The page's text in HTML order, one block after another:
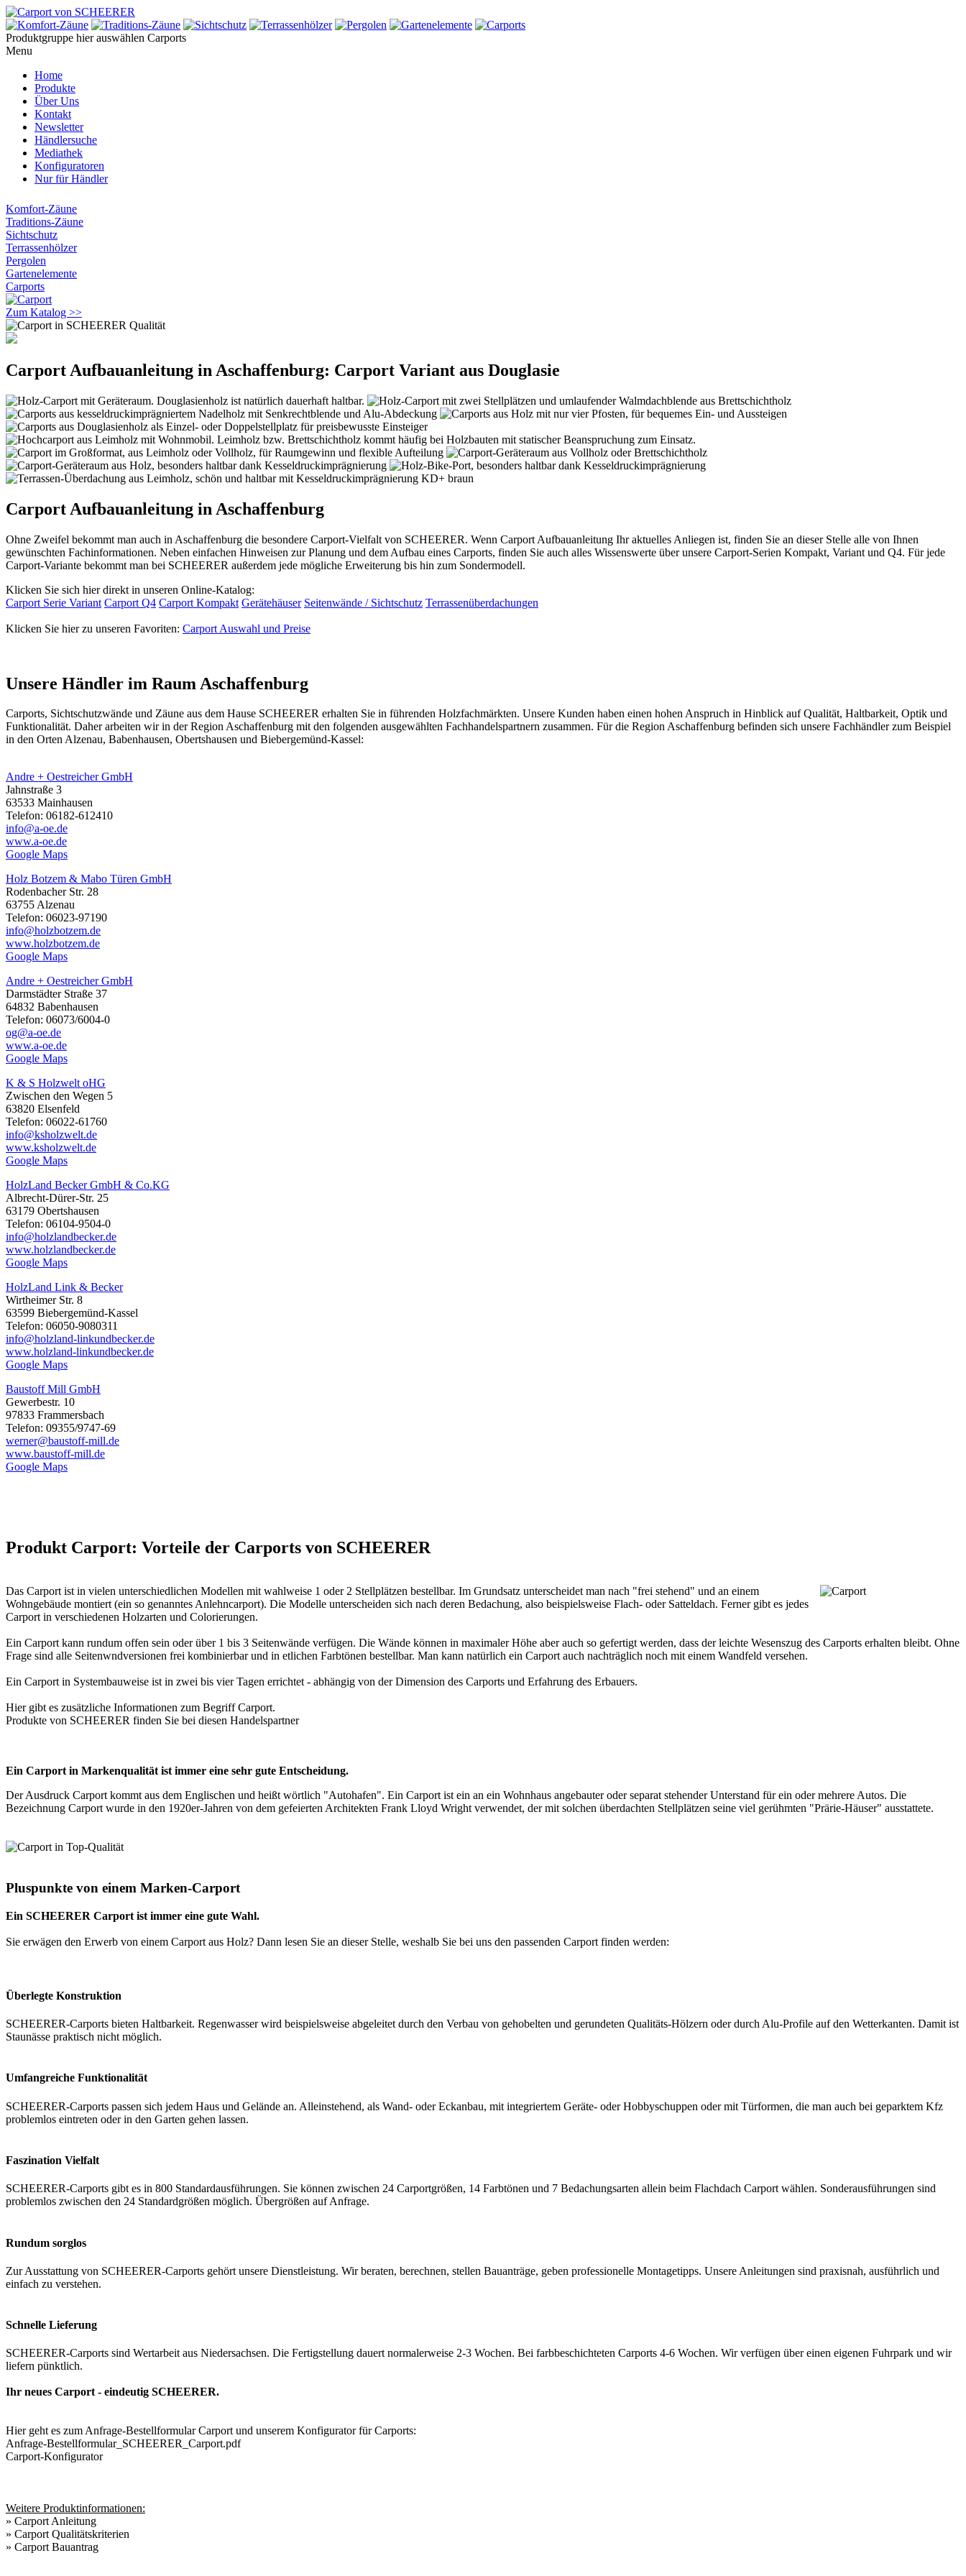
Produktgruppe hier auswählen Carports
Menu
Home
Produkte
Über Uns
Kontakt
Newsletter
Händlersuche
Mediathek
Konfiguratoren
Nur für Händler
Komfort-Zäune
Traditions-Zäune
Sichtschutz
Terrassenhölzer
Pergolen
Gartenelemente
Carports
Zum Katalog >>
Carport Aufbauanleitung in Aschaffenburg: Carport Variant aus Douglasie
Carport Aufbauanleitung in Aschaffenburg
Ohne Zweifel bekommt man auch in Aschaffenburg die besondere Carport-Vielfalt von SCHEERER. Wenn Carport Aufbauanleitung Ihr aktuelles Anliegen ist, finden Sie an dieser Stelle alle von Ihnen
gewünschten Fachinformationen. Neben einfachen Hinweisen zur Planung und dem Aufbau eines Carports, finden Sie auch alles Wissenswerte über unsere Carport-Serien Kompakt, Variant und Q4. Für jede
Carport-Variante bekommt man bei SCHEERER außerdem jede mögliche Erweiterung bis hin zum Sondermodell.
Klicken Sie sich hier direkt in unseren Online-Katalog:
Carport Serie Variant Carport Q4 Carport Kompakt Gerätehäuser Seitenwände / Sichtschutz Terrassenüberdachungen
Klicken Sie hier zu unseren Favoriten: Carport Auswahl und Preise
Unsere Händler im Raum Aschaffenburg
Carports, Sichtschutzwände und Zäune aus dem Hause SCHEERER erhalten Sie in führenden Holzfachmärkten. Unsere Kunden haben einen hohen Anspruch in Hinblick auf Qualität, Haltbarkeit, Optik und
Funktionalität. Daher arbeiten wir in der Region Aschaffenburg mit den folgenden ausgewählten Fachhandelspartnern zusammen. Für die Region Aschaffenburg befinden sich unsere Fachhändler zum Beispiel
in den Orten Alzenau, Babenhausen, Obertshausen und Biebergemünd-Kassel:
Andre + Oestreicher GmbH
Jahnstraße 3
63533 Mainhausen
Telefon: 06182-612410
info@a-oe.de
www.a-oe.de
Google Maps
Holz Botzem & Mabo Türen GmbH
Rodenbacher Str. 28
63755 Alzenau
Telefon: 06023-97190
info@holzbotzem.de
www.holzbotzem.de
Google Maps
Andre + Oestreicher GmbH
Darmstädter Straße 37
64832 Babenhausen
Telefon: 06073/6004-0
og@a-oe.de
www.a-oe.de
Google Maps
K & S Holzwelt oHG
Zwischen den Wegen 5
63820 Elsenfeld
Telefon: 06022-61760
info@ksholzwelt.de
www.ksholzwelt.de
Google Maps
HolzLand Becker GmbH & Co.KG
Albrecht-Dürer-Str. 25
63179 Obertshausen
Telefon: 06104-9504-0
info@holzlandbecker.de
www.holzlandbecker.de
Google Maps
HolzLand Link & Becker
Wirtheimer Str. 8
63599 Biebergemünd-Kassel
Telefon: 06050-9080311
info@holzland-linkundbecker.de
www.holzland-linkundbecker.de
Google Maps
Baustoff Mill GmbH
Gewerbestr. 10
97833 Frammersbach
Telefon: 09355/9747-69
werner@baustoff-mill.de
www.baustoff-mill.de
Google Maps
Produkt Carport: Vorteile der Carports von SCHEERER
Das Carport ist in vielen unterschiedlichen Modellen mit wahlweise 1 oder 2 Stellplätzen bestellbar. Im Grundsatz unterscheidet man nach "frei stehend" und an einem
Wohngebäude montiert (ein so genanntes Anlehncarport). Die Modelle unterscheiden sich nach deren Bedachung, also beispielsweise Flach- oder Satteldach. Ferner gibt es jedes
Carport in verschiedenen Holzarten und Colorierungen.
Ein Carport kann rundum offen sein oder über 1 bis 3 Seitenwände verfügen. Die Wände können in maximaler Höhe aber auch so gefertigt werden, dass der leichte Wesenszug des Carports erhalten bleibt. Ohne
Frage sind alle Seitenwndversionen frei kombinierbar und in etlichen Farbtönen bestellbar. Man kann natürlich ein Carport auch nachträglich noch mit einem Wandfeld versehen.
Ein Carport in Systembauweise ist in zwei bis vier Tagen errichtet - abhängig von der Dimension des Carports und Erfahrung des Erbauers.
Hier gibt es zusätzliche Informationen zum BegriffCarport.
Produkte von SCHEERER finden Sie bei diesen Handelspartner
Ein Carport in Markenqualität ist immer eine sehr gute Entscheidung.
Der Ausdruck Carport kommt aus dem Englischen und heißt wörtlich "Autohafen". Ein Carport ist ein an ein Wohnhaus angebauter oder separat stehender Unterstand für ein oder mehrere Autos. Die
Bezeichnung Carport wurde in den 1920er-Jahren von dem gefeierten Architekten Frank Lloyd Wright verwendet, der mit solchen überdachten Stellplätzen seine viel gerühmten "Prärie-Häuser" ausstattete.
Pluspunkte von einem Marken-Carport
Ein SCHEERER Carport ist immer eine gute Wahl.
Sie erwägen den Erwerb von einem Carport aus Holz? Dann lesen Sie an dieser Stelle, weshalb Sie bei uns den passenden Carport finden werden:
Überlegte Konstruktion
SCHEERER-Carports bieten Haltbarkeit. Regenwasser wird beispielsweise abgeleitet durch den Verbau von gehobelten und gerundeten Qualitäts-Hölzern oder durch Alu-Profile auf den Wetterkanten. Damit ist
Staunässe praktisch nicht möglich.
Umfangreiche Funktionalität
SCHEERER-Carports passen sich jedem Haus und Gelände an. Alleinstehend, als Wand- oder Eckanbau, mit integriertem Geräte- oder Hobbyschuppen oder mit Türformen, die man auch bei geparktem Kfz
problemlos eintreten oder in den Garten gehen lassen.
Faszination Vielfalt
SCHEERER-Carports gibt es in 800 Standardausführungen. Sie können zwischen 24 Carportgrößen, 14 Farbtönen und 7 Bedachungsarten allein beim Flachdach Carport wählen. Sonderausführungen sind
problemlos zwischen den 24 Standardgrößen möglich. Übergrößen auf Anfrage.
Rundum sorglos
Zur Ausstattung von SCHEERER-Carports gehört unsere Dienstleistung. Wir beraten, berechnen, stellen Bauanträge, geben professionelle Montagetipps. Unsere Anleitungen sind praxisnah, ausführlich und
einfach zu verstehen.
Schnelle Lieferung
SCHEERER-Carports sind Wertarbeit aus Niedersachsen. Die Fertigstellung dauert normalerweise 2-3 Wochen. Bei farbbeschichteten Carports 4-6 Wochen. Wir verfügen über einen eigenen Fuhrpark und wir
liefern pünktlich.
Ihr neues Carport - eindeutig SCHEERER.
Hier geht es zum Anfrage-Bestellformular Carport und unserem Konfigurator für Carports:
Anfrage-Bestellformular_SCHEERER_Carport.pdf
Carport-Konfigurator
Weitere Produktinformationen:
» Carport Anleitung
» Carport Qualitätskriterien
» Carport Bauantrag